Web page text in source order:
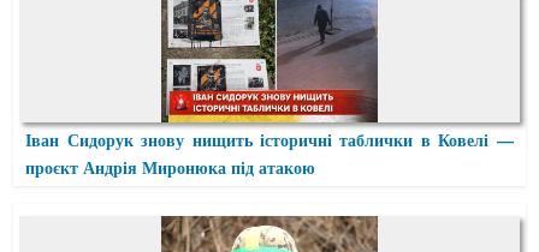
Іван Сидорук знову нищить історичні таблички в Ковелі —
проєкт Андрія Миронюка під атакою